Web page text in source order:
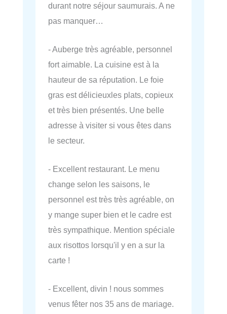
durant notre séjour saumurais. A ne
pas manquer…
- Auberge très agréable, personnel
fort aimable. La cuisine est à la
hauteur de sa réputation. Le foie
gras est délicieuxles plats, copieux
et très bien présentés. Une belle
adresse à visiter si vous êtes dans
le secteur.
- Excellent restaurant. Le menu
change selon les saisons, le
personnel est très très agréable, on
y mange super bien et le cadre est
très sympathique. Mention spéciale
aux risottos lorsqu'il y en a sur la
carte !
- Excellent, divin ! nous sommes
venus fêter nos 35 ans de mariage.